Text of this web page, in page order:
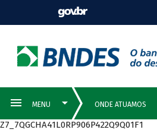
Z7_7QGCHA41L0RP906P422Q9Q01F1